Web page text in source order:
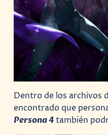
Dentro de los archivos
encontrado que
Persona 4también